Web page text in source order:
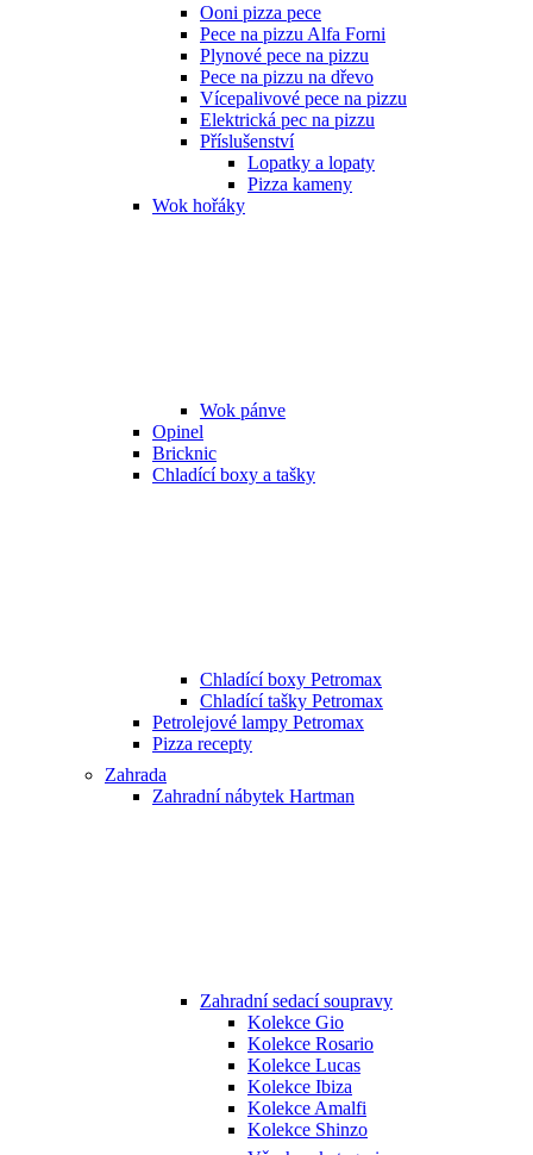
Ooni pizza pece
Pece na pizzu Alfa Forni
Plynové pece na pizzu
Pece na pizzu na dřevo
Vícepalivové pece na pizzu
Elektrická pec na pizzu
Příslušenství
Lopatky a lopaty
Pizza kameny
Wok hořáky
Wok pánve
Opinel
Bricknic
Chladící boxy a tašky
Chladící boxy Petromax
Chladící tašky Petromax
Petrolejové lampy Petromax
Pizza recepty
Zahrada
Zahradní nábytek Hartman
Zahradní sedací soupravy
Kolekce Gio
Kolekce Rosario
Kolekce Lucas
Kolekce Ibiza
Kolekce Amalfi
Kolekce Shinzo